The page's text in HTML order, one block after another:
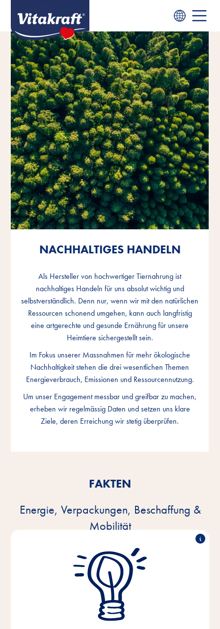
NACHHALTIGES HANDELN
Als Hersteller von hochwertiger Tiernahrung ist
nachhaltiges Handeln für uns absolut wichtig und
selbstverständlich. Denn nur, wenn wir mit den natürlichen
Ressourcen schonend umgehen, kann auch langfristig
eine artgerechte und gesunde Ernährung für unsere
Heimtiere sichergestellt sein.
Im Fokus unserer Massnahmen für mehr ökologische
Nachhaltigkeit stehen die drei wesentlichen Themen
Energieverbrauch, Emissionen und Ressourcennutzung.
Um unser Engagement messbar und greifbar zu machen,
erheben wir regelmässig Daten und setzen uns klare
Ziele, deren Erreichung wir stetig überprüfen.
NACHHALTIGES HANDELN
Als Hersteller von hochwertiger Tiernahrung ist
nachhaltiges Handeln für uns absolut wichtig und
selbstverständlich. Denn nur, wenn wir mit den natürlichen
Ressourcen schonend umgehen, kann auch langfristig
eine artgerechte und gesunde Ernährung für unsere
Heimtiere sichergestellt sein.
Im Fokus unserer Massnahmen für mehr ökologische
Nachhaltigkeit stehen die drei wesentlichen Themen
Energieverbrauch, Emissionen und Ressourcennutzung.
Um unser Engagement messbar und greifbar zu machen,
erheben wir regelmässig Daten und setzen uns klare
Ziele, deren Erreichung wir stetig überprüfen.
NACHHALTIGES HANDELN
Als Hersteller von hochwertiger Tiernahrung ist
nachhaltiges Handeln für uns absolut wichtig und
selbstverständlich. Denn nur, wenn wir mit den natürlichen
Ressourcen schonend umgehen, kann auch langfristig
eine artgerechte und gesunde Ernährung für unsere
Heimtiere sichergestellt sein.
Im Fokus unserer Massnahmen für mehr ökologische
Nachhaltigkeit stehen die drei wesentlichen Themen
Energieverbrauch, Emissionen und Ressourcennutzung.
Um unser Engagement messbar und greifbar zu machen,
erheben wir regelmässig Daten und setzen uns klare
Ziele, deren Erreichung wir stetig überprüfen.
FAKTEN
Energie, Verpackungen, Beschaffung &
Mobilität
100% Ökostrom
Seit 2021 nutzen wir 100% Ökostrom in unseren
Produktionsstätten, unserem Zentrallager und der
Verwaltung am Standort Bremen/Niedersachsen.
Dadurch konnte eine CO
2
Ersparnis von 40%